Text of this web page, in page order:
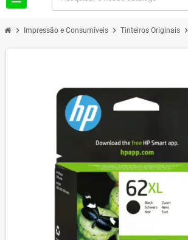
chevron_right Impressão e Consumíveis chevron_right Tinteiros Originais chevron_right